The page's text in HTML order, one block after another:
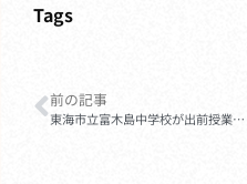
Tags
前の記事
東海市立富木島中学校が出前授業を実施しました